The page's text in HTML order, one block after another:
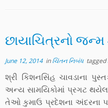
છાયાચિત્રનો જન્મ
June 12, 2014inચિંતન નિબંધ tagged
શ્રી કિશનસિંહ ચાવડાના
અન્ય સામયિકોમાં પ્રગટ
તેઓ કુમાઉ પ્રદેશના અંદરના